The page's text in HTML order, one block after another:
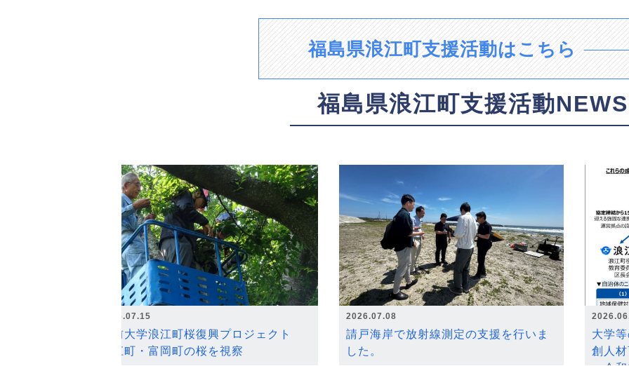
福島県浪江町支援活動はこちら
福島県浪江町支援活動NEWS
2026.07.15
弘前大学浪江町桜復興プロジェクト
浪江町・富岡町の桜を視察
2026.07.08
請戸海岸で放射線測定の支援を行いま
した。
大学
創人